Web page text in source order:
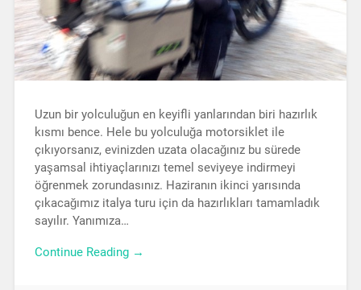
Uzun bir yolculuğun en keyifli yanlarından biri hazırlık
kısmı bence. Hele bu yolculuğa motorsiklet ile
çıkıyorsanız, evinizden uzata olacağınız bu sürede
yaşamsal ihtiyaçlarınızı temel seviyeye indirmeyi
öğrenmek zorundasınız. Haziranın ikinci yarısında
çıkacağımız italya turu için da hazırlıkları tamamladık
sayılır. Yanımıza…
Continue Reading →